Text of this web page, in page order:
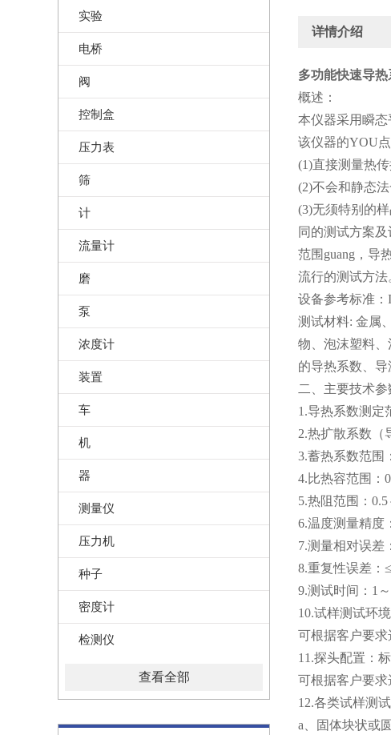
实验
电桥
阀
控制盒
压力表
筛
计
流量计
磨
泵
浓度计
装置
车
机
器
测量仪
压力机
种子
密度计
检测仪
查看全部
详情介绍
多功能快速导热
概述：
本仪器采用瞬态
该仪器的YOU点
(1)直接测量热
(2)不会和静态
(3)无须特别的
同的测试方案
范围guang，导
流行的测试方法
设备参考标准：
测试材料: 金属
物、泡沫塑料
的导热系数、导
二、主要技术参
1.导热系数测定
2.热扩散系数（
3.蓄热系数范围
4.比热容范围：
5.热阻范围：0.5
6.温度测量精度
7.测量相对误差
8.重复性误差：
9.测试时间：1～
10.试样测试环
可根据客户要
11.探头配置：
可根据客户要求
12.各类试样测试
a、固体块状或